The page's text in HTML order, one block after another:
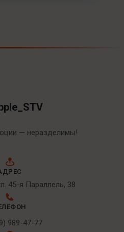
— неразделимы!
45-я Параллель, 38
989-47-77